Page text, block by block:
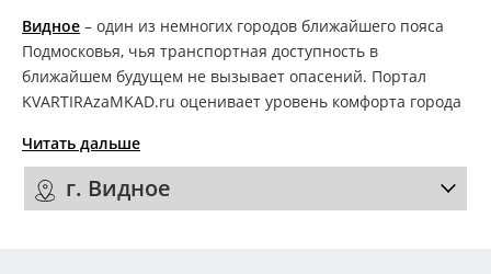
Видное – один из немногих городов ближайшего пояса
Подмосковья, чья транспортная доступность в
ближайшем будущем не вызывает опасений. Портал
KVARTIRAzaMKAD.ru оценивает уровень комфорта города
Читать дальше
г. Видное